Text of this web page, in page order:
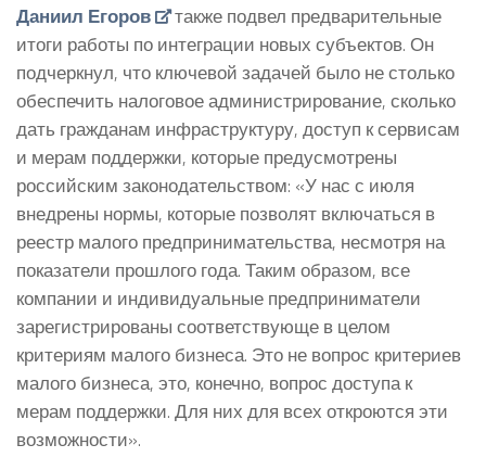
Даниил Егоров
также подвел предварительные
итоги работы по интеграции новых субъектов. Он
подчеркнул, что ключевой задачей было не столько
обеспечить налоговое администрирование, сколько
дать гражданам инфраструктуру, доступ к сервисам
и мерам поддержки, которые предусмотрены
российским законодательством: «У нас с июля
внедрены нормы, которые позволят включаться в
реестр малого предпринимательства, несмотря на
показатели прошлого года. Таким образом, все
компании и индивидуальные предприниматели
зарегистрированы соответствующе в целом
критериям малого бизнеса. Это не вопрос критериев
малого бизнеса, это, конечно, вопрос доступа к
мерам поддержки. Для них для всех откроются эти
возможности».